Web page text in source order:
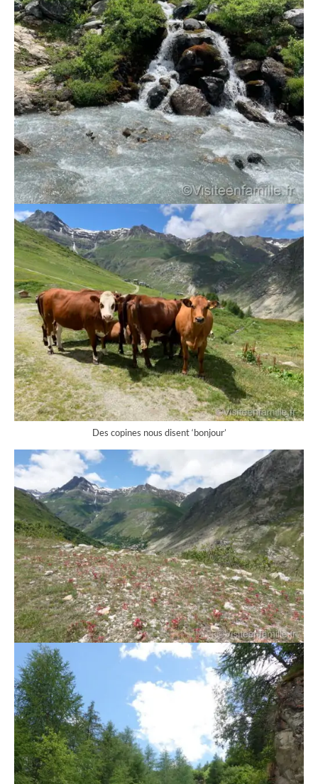
Des copines nous disent ‘bonjour’